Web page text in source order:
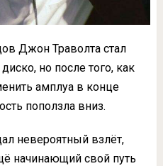
Джон Траволта стал
но после того, как
амплуа в конце
поползла вниз.
невероятный взлёт,
начинающий свой путь